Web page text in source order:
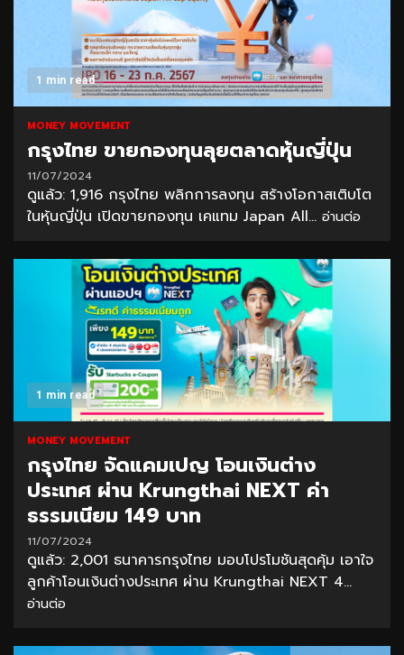
1 min read
MONEY MOVEMENT
กรุงไทย ขายกองทุนลุยตลาดหุ้นญี่ปุ่น
11/07/2024
ดูแล้ว: 1,916 กรุงไทย พลิกการลงทุน สร้างโอกาสเติบโต
ในหุ้นญี่ปุ่น เปิดขายกองทุน เคแทม Japan All... อ่านต่อ
1 min read
MONEY MOVEMENT
กรุงไทย จัดแคมเปญ โอนเงินต่าง
ประเทศ ผ่าน Krungthai NEXT ค่า
ธรรมเนียม 149 บาท
11/07/2024
ดูแล้ว: 2,001 ธนาคารกรุงไทย มอบโปรโมชันสุดคุ้ม เอาใจ
ลูกค้าโอนเงินต่างประเทศ ผ่าน Krungthai NEXT 4...
อ่านต่อ